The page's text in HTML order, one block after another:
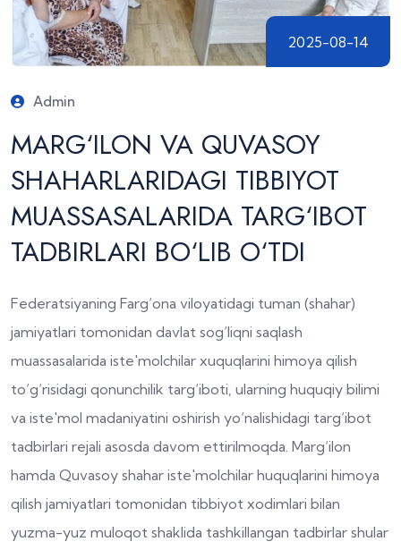
2025-08-14
Admin
MARG‘ILON VA QUVASOY
SHAHARLARIDAGI TIBBIYOT
MUASSASALARIDA TARG‘IBOT
TADBIRLARI BO‘LIB O‘TDI
Federatsiyaning Farg‘ona viloyatidagi tuman (shahar)
jamiyatlari tomonidan davlat sog‘liqni saqlash
muassasalarida iste'molchilar xuquqlarini himoya qilish
to‘g‘risidagi qonunchilik targ‘iboti, ularning huquqiy bilimi
va iste'mol madaniyatini oshirish yo‘nalishidagi targ‘ibot
tadbirlari rejali asosda davom ettirilmoqda. Marg‘ilon
hamda Quvasoy shahar iste'molchilar huquqlarini himoya
qilish jamiyatlari tomonidan tibbiyot xodimlari bilan
yuzma-yuz muloqot shaklida tashkillangan tadbirlar shular